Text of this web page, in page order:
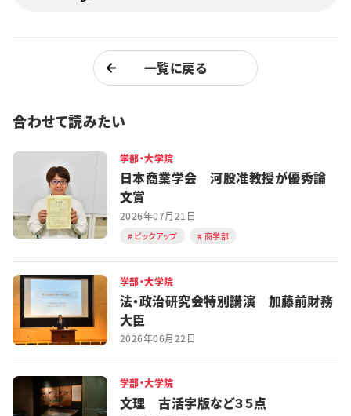
一覧に戻る
合わせて読みたい
学部・大学院
日本商業学会 河股准教授が優秀論
文賞
2026年07月21日
ピックアップ 商学部
学部・大学院
法・政治研究会特別講演 加藤前財務
大臣
2026年06月22日
学部・大学院
文理 古活字版など３５点